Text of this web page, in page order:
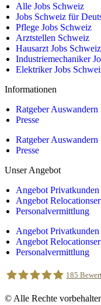
Alle Jobs Schweiz
Jobs Schweiz für
Pflege Jobs Schweiz
Arztstellen Schweiz
Hausarzt Jobs Schweiz
Industriemechaniker
Elektriker Jobs
Informationen
Ratgeber Auswandern
Presse
Ratgeber Auswandern
Presse
Unser Angebot
Angebot Privatkunden
Angebot
Personalvermittlung
Angebot Privatkunden
Angebot
Personalvermittlung
185
© Alle Rechte